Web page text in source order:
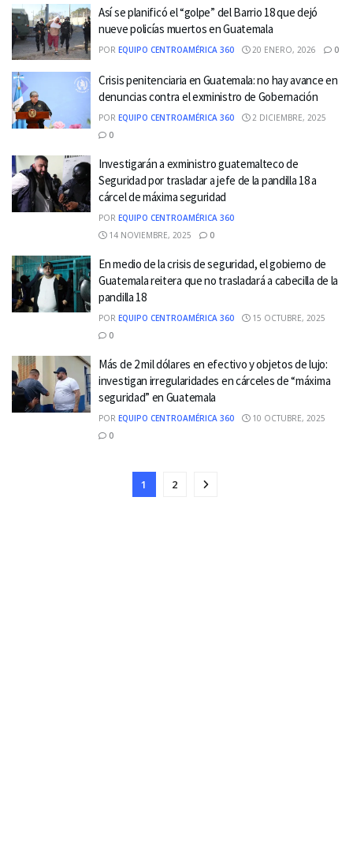
Así se planificó el “golpe” del Barrio 18 que dejó
nueve policías muertos en Guatemala
POR EQUIPO CENTROAMÉRICA 360 20 ENERO, 2026 0
Crisis penitenciaria en Guatemala: no hay avance en
denuncias contra el exministro de Gobernación
POR EQUIPO CENTROAMÉRICA 360
2 DICIEMBRE, 2025
0
Investigarán a exministro guatemalteco de
Seguridad por trasladar a jefe de la pandilla 18 a
cárcel de máxima seguridad
POR EQUIPO CENTROAMÉRICA 360
14 NOVIEMBRE, 2025
0
En medio de la crisis de seguridad, el gobierno de
Guatemala reitera que no trasladará a cabecilla de la
pandilla 18
POR EQUIPO CENTROAMÉRICA 360
15 OCTUBRE, 2025
0
Más de 2 mil dólares en efectivo y objetos de lujo:
investigan irregularidades en cárceles de “máxima
seguridad” en Guatemala
POR EQUIPO CENTROAMÉRICA 360
10 OCTUBRE, 2025
0
1 2